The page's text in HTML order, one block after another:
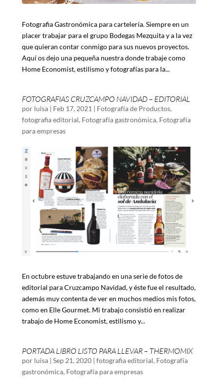
Fotografia Gastronómica para cartelería. Siempre en un
placer trabajar para el grupo Bodegas Mezquita y a la vez
que quieran contar conmigo para sus nuevos proyectos.
Aquí os dejo una pequeña nuestra donde trabaje como
Home Economist, estilismo y fotografías para la...
FOTOGRAFIAS CRUZCAMPO NAVIDAD – EDITORIAL
por luisa| Feb 17, 2021 | Fotografía de Productos,
fotografia editorial, Fotografía gastronómica, Fotografía
para empresas
En octubre estuve trabajando en una serie de fotos de
editorial para Cruzcampo Navidad, y éste fue el resultado,
además muy contenta de ver en muchos medios mis fotos,
como en Elle Gourmet. Mi trabajo consistió en realizar
trabajo de Home Economist, estilismo y...
PORTADA LIBRO LISTO PARA LLEVAR – THERMOMIX
por luisa| Sep 21, 2020| fotografia editorial, Fotografía
gastronómica, Fotografía para empresas